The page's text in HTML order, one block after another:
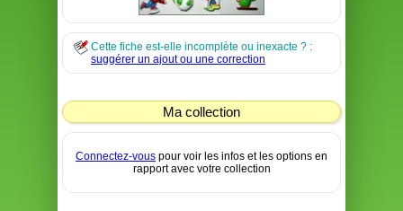
Cette fiche est-elle incomplète ou inexacte ? :
suggérer un ajout ou une correction
Ma collection
Connectez-vous pour voir les infos et les options en
rapport avec votre collection